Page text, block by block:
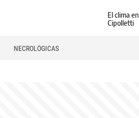
El clima en
Cipolletti
NECROLÓGICAS